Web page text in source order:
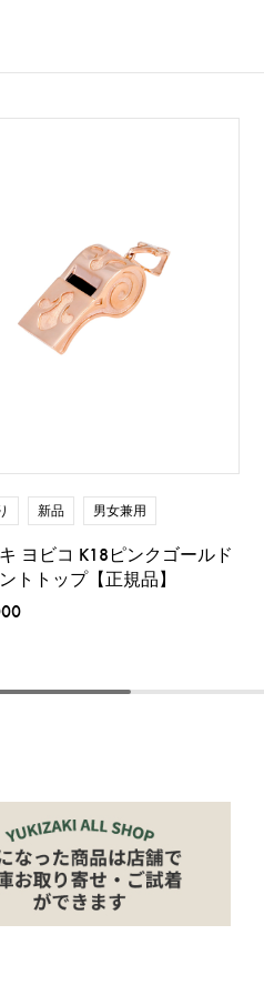
新品 男女兼用
ヨビコ K18ピンクゴールド
トトップ【正規品】